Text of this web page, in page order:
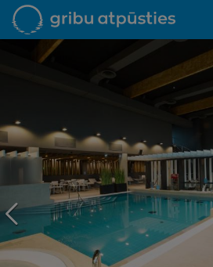
Iepatikās šis
Līdz brīnišķīgai atpūtai
PĒRKU